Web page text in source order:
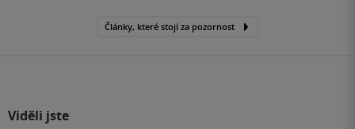
Články, které stojí za pozornost
Viděli jste